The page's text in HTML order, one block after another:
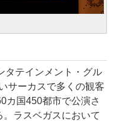
テインメント・グル
サーカスで多くの観客
カ国450都市で公演さ
ラスベガスにおいて